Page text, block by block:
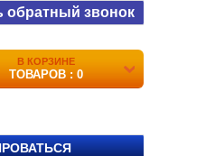
обратный звонок
В КОРЗИНЕ
ТОВАРОВ : 0